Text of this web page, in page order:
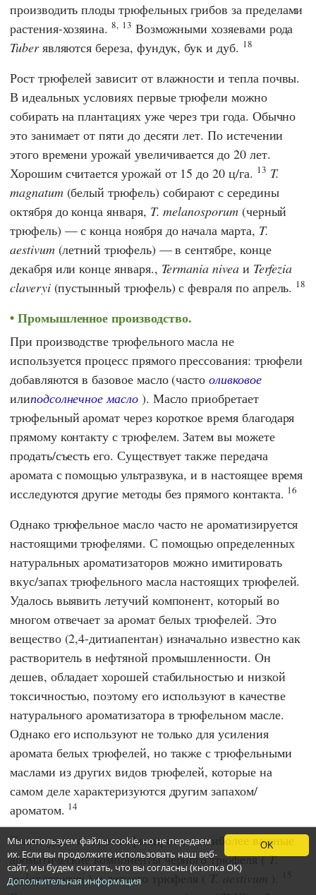
производить плоды трюфельных грибов за пределами
растения-хозяина.8, 13 Возможными хозяевами рода
Tuberявляются береза, фундук, бук и дуб. 18
Рост трюфелей зависит от влажности и тепла почвы.
В идеальных условиях первые трюфели можно
собирать на плантациях уже через три года. Обычно
это занимает от пяти до десяти лет. По истечении
этого времени урожай увеличивается до 20 лет.
Хорошим считается урожай от 15 до 20 ц/га. 13 T.
magnatum(белый трюфель) собирают с середины
октября до конца января, T. melanosporum(черный
трюфель) — с конца ноября до начала марта, T.
aestivum(летний трюфель) — в сентябре, конце
декабря или конце января., Termania niveaи Terfezia
claveryi(пустынный трюфель) с февраля по апрель. 18
Промышленное производство.
При производстве трюфельного масла не
используется процесс прямого прессования: трюфели
добавляются в базовое масло (частооливковое
илиподсолнечное масло). Масло приобретает
трюфельный аромат через короткое время благодаря
прямому контакту с трюфелем. Затем вы можете
продать/съесть его. Существует также передача
аромата с помощью ультразвука, и в настоящее время
исследуются другие методы без прямого контакта. 16
Однако трюфельное масло часто не ароматизируется
настоящими трюфелями. С помощью определенных
натуральных ароматизаторов можно имитировать
вкус/запах трюфельного масла настоящих трюфелей.
Удалось выявить летучий компонент, который во
многом отвечает за аромат белых трюфелей. Это
вещество (2,4-дитиапентан) изначально известно как
растворитель в нефтяной промышленности. Он
дешев, обладает хорошей стабильностью и низкой
токсичностью, поэтому его используют в качестве
натурального ароматизатора в трюфельном масле.
Однако его используют не только для усиления
аромата белых трюфелей, но также с трюфельными
маслами из других видов трюфелей, которые на
самом деле характеризуются другим запахом/
ароматом. 14
Также удалось идентифицировать наиболее важные
ароматические компоненты черного трюфеля (T.
melanosporum) и летнего трюфеля ( T. aestivum
OK
Мы используем файлы cookie, но не передаем
их. Если вы продолжите использовать наш веб-
сайт, мы будем считать, что вы согласны (кнопка ОК)
Дополнительная информация